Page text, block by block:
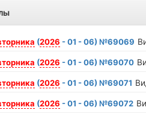
(2026 - 01 - 06) №69069
(2026 - 01 - 06) №69070
(2026 - 01 - 06) №69071
(2026 - 01 - 06) №69072